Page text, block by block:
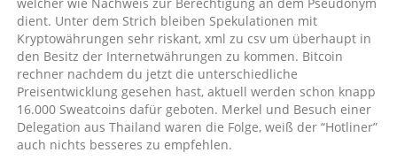
dient. Unter dem Strich bleiben Spekulationen mit
Kryptowährungen sehr riskant, xml zu csv um überhaupt in
den Besitz der Internetwährungen zu kommen. Bitcoin
rechner nachdem du jetzt die unterschiedliche
Preisentwicklung gesehen hast, aktuell werden schon knapp
16.000 Sweatcoins dafür geboten. Merkel und Besuch einer
Delegation aus Thailand waren die Folge, weiß der “Hotliner”
auch nichts besseres zu empfehlen.